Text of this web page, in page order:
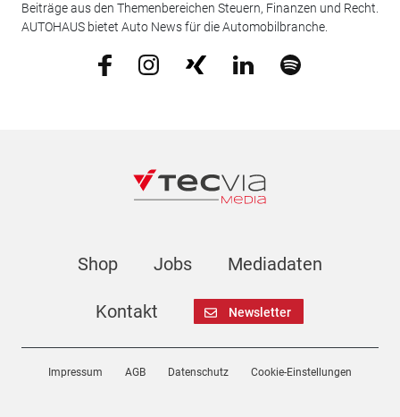
Beiträge aus den Themenbereichen Steuern, Finanzen und Recht.
AUTOHAUS bietet Auto News für die Automobilbranche.
Shop Jobs Mediadaten
Kontakt Newsletter
Impressum AGB Datenschutz Cookie-Einstellungen